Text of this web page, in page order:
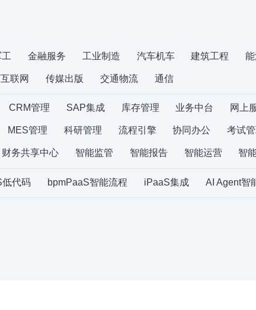
金融服务 工业制造 汽车机车 建筑工程
互联网 传媒出版 交通物流 通信
CRM管理 SAP集成 库存管理 业务中台 网上
MES管理 科研管理 流程引擎 协同办公 考试
财务共享中心 智能监管 智能报告 智能运营 智
低代码 bpmPaaS智能流程 iPaaS集成 AI Agent智